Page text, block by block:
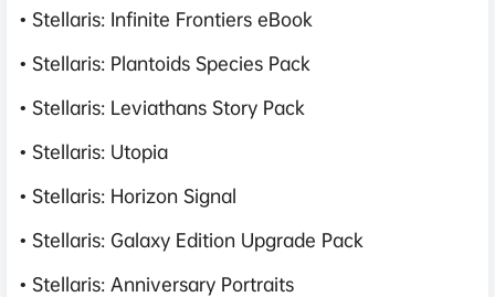
• Stellaris: Infinite Frontiers eBook
• Stellaris: Plantoids Species Pack
• Stellaris: Leviathans Story Pack
• Stellaris: Utopia
• Stellaris: Horizon Signal
• Stellaris: Galaxy Edition Upgrade Pack
• Stellaris: Anniversary Portraits